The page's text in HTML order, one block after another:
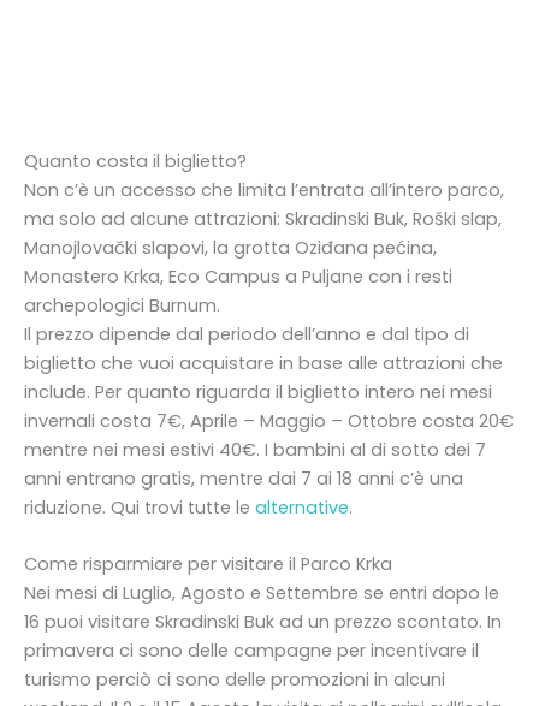
Quanto costa il biglietto?
Non c’è un accesso che limita l’entrata all’intero parco,
ma solo ad alcune attrazioni: Skradinski Buk, Roški slap,
Manojlovački slapovi, la grotta Oziđana pećina,
Monastero Krka, Eco Campus a Puljane con i resti
archepologici Burnum.
Il prezzo dipende dal periodo dell’anno e dal tipo di
biglietto che vuoi acquistare in base alle attrazioni che
include. Per quanto riguarda il biglietto intero nei mesi
invernali costa 7€, Aprile – Maggio – Ottobre costa 20€
mentre nei mesi estivi 40€. I bambini al di sotto dei 7
anni entrano gratis, mentre dai 7 ai 18 anni c’è una
riduzione. Qui trovi tutte le alternative.
Come risparmiare per visitare il Parco Krka
Nei mesi di Luglio, Agosto e Settembre se entri dopo le
16 puoi visitare Skradinski Buk ad un prezzo scontato. In
primavera ci sono delle campagne per incentivare il
turismo perciò ci sono delle promozioni in alcuni